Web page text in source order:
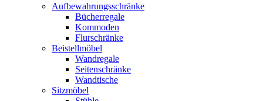
Aufbewahrungsschränke
Bücherregale
Kommoden
Flurschränke
Beistellmöbel
Wandregale
Seitenschränke
Wandtische
Sitzmöbel